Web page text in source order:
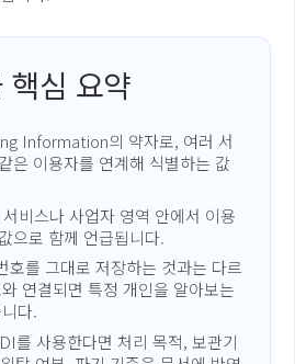
핵심 요약
Information의 약자로, 여러 서
은 이용자를 연계해 식별하는 값
비스나 사업자 영역 안에서 이용
으로 함께 언급됩니다.
호를 그대로 저장하는 것과는 다르
연결되면 특정 개인을 알아보는
다.
를 사용한다면 처리 목적, 보관기